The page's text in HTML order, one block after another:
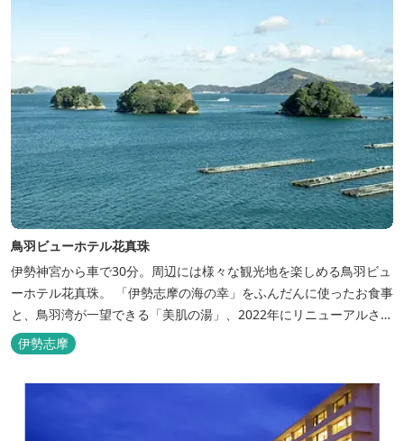
鳥羽ビューホテル花真珠
伊勢神宮から車で30分。周辺には様々な観光地を楽しめる鳥羽ビュ
ーホテル花真珠。 「伊勢志摩の海の幸」をふんだんに使ったお食事
と、鳥羽湾が一望できる「美肌の湯」、2022年にリニューアルされ
た客室で、五感から体と心を癒やします。 【お部屋】 近年リニュ
ーアルした過ごしやすいお部屋で、親子3世代で楽しめるお部屋に
伊勢志摩